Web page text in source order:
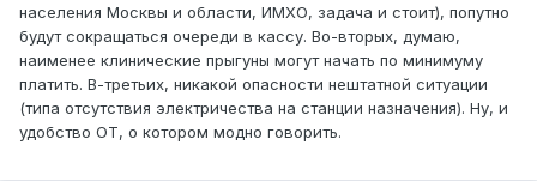
населения Москвы и области, ИМХО, задача и стоит), попутно
будут сокращаться очереди в кассу. Во-вторых, думаю,
наименее клинические прыгуны могут начать по минимуму
платить. В-третьих, никакой опасности нештатной ситуации
(типа отсутствия электричества на станции назначения). Ну, и
удобство ОТ, о котором модно говорить.